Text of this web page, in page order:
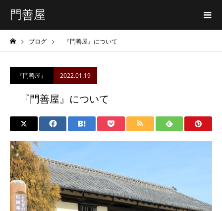
門善屋
ブログ 『門善屋』について
『門善屋』 2022.01.19
『門善屋』について